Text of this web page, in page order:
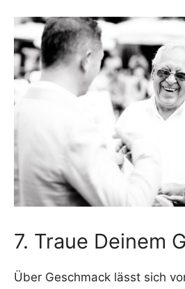
7. Traue Deinem
Über Geschmack lässt sich